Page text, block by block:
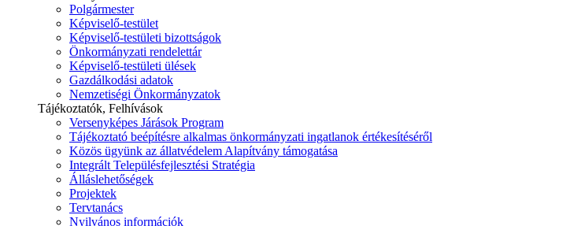
Polgármester
Képviselő-testület
Képviselő-testületi bizottságok
Önkormányzati rendelettár
Képviselő-testületi ülések
Gazdálkodási adatok
Nemzetiségi Önkormányzatok
Tájékoztatók, Felhívások
Versenyképes Járások Program
Tájékoztató beépítésre alkalmas önkormányzati ingatlanok értékesítéséről
Közös ügyünk az állatvédelem Alapítvány támogatása
Integrált Településfejlesztési Stratégia
Álláslehetőségek
Projektek
Tervtanács
Nyilvános információk